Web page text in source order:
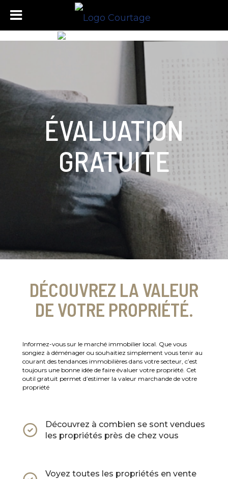
ÉVALUATION
GRATUITE
DÉCOUVREZ LA VALEUR
DE VOTRE PROPRIÉTÉ.
Informez-vous sur le marché immobilier local. Que vous
songiez à déménager ou souhaitiez simplement vous tenir au
courant des tendances immobilières dans votre secteur, c’est
toujours une bonne idée de faire évaluer votre propriété. Cet
outil gratuit permet d’estimer la valeur marchande de votre
propriété
Découvrez à combien se sont vendues
les propriétés près de chez vous
Voyez toutes les propriétés en vente